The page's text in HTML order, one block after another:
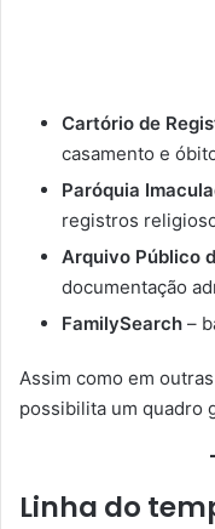
Cartório de
casamento e
Paróquia
registros
Arquivo Público
documentação
FamilySearch –
Assim como em
possibilita um quadro
Linha do